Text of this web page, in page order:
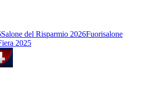
Salone del Risparmio 2026Fuorisalone
2025